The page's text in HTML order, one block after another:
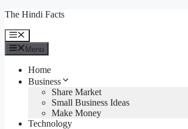
Skip
content
The Hindi Facts
Menu
Menu
Home
Business
Share Market
Small Business Ideas
Make Money
Technology